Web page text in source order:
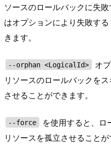
ソースのロールバックに失
はオプションにより失敗す
きます。
--orphan <LogicalId>
オ
リソースのロールバックを
させることができます。
--force
を使用すると、
リソースを孤立させることが